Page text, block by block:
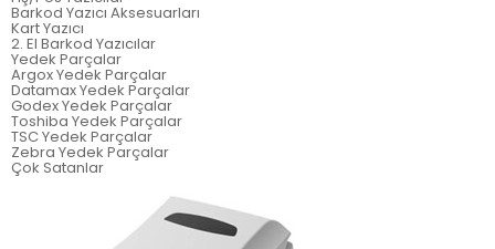
Barkod Yazıcı Aksesuarları
Kart Yazıcı
2. El Barkod Yazıcılar
Yedek Parçalar
Argox Yedek Parçalar
Datamax Yedek Parçalar
Godex Yedek Parçalar
Toshiba Yedek Parçalar
TSC Yedek Parçalar
Zebra Yedek Parçalar
Çok Satanlar